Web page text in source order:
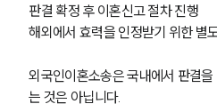
판결 확정 후 이혼신고 절차 진행
해외에서 효력을 인정받기 위한 별
외국인이혼소송은 국내에서 판결
는 것은 아닙니다.